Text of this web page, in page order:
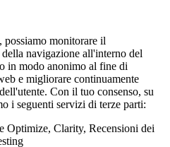
possiamo monitorare il
navigazione all'interno del
in modo anonimo al fine di
e migliorare continuamente
Con il tuo consenso, su
i seguenti servizi di terze parti:
Optimize, Clarity, Recensioni dei